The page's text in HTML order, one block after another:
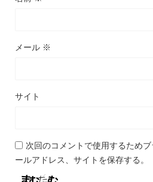
メール ※
サイト
次回のコメントで使用するため
ールアドレス、サイトを保存する。